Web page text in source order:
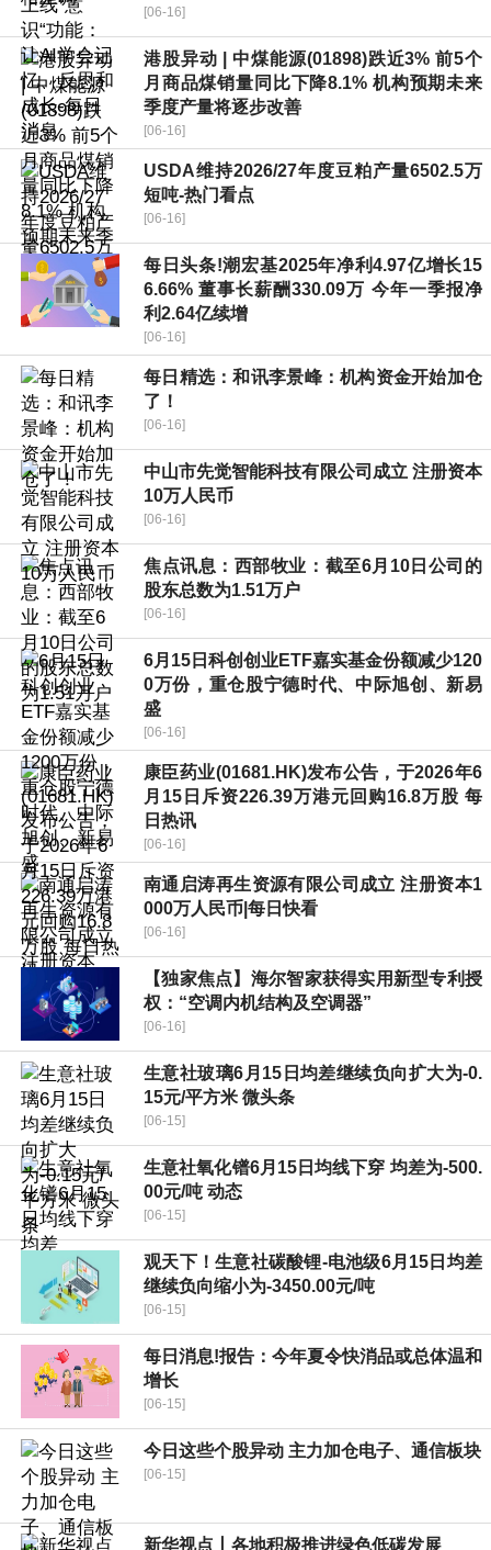
[06-16]
港股异动 | 中煤能源(01898)跌近3% 前5个
月商品煤销量同比下降8.1% 机构预期未来
季度产量将逐步改善
[06-16]
USDA维持2026/27年度豆粕产量6502.5万
短吨-热门看点
[06-16]
每日头条!潮宏基2025年净利4.97亿增长15
6.66% 董事长薪酬330.09万 今年一季报净
利2.64亿续增
[06-16]
每日精选：和讯李景峰：机构资金开始加仓
了！
[06-16]
中山市先觉智能科技有限公司成立 注册资本
10万人民币
[06-16]
焦点讯息：西部牧业：截至6月10日公司的
股东总数为1.51万户
[06-16]
6月15日科创创业ETF嘉实基金份额减少120
0万份，重仓股宁德时代、中际旭创、新易
盛
[06-16]
康臣药业(01681.HK)发布公告，于2026年6
月15日斥资226.39万港元回购16.8万股 每
日热讯
[06-16]
南通启涛再生资源有限公司成立 注册资本1
000万人民币|每日快看
[06-16]
【独家焦点】海尔智家获得实用新型专利授
权：“空调内机结构及空调器”
[06-16]
生意社玻璃6月15日均差继续负向扩大为-0.
15元/平方米 微头条
[06-15]
生意社氧化镨6月15日均线下穿 均差为-500.
00元/吨 动态
[06-15]
观天下！生意社碳酸锂-电池级6月15日均差
继续负向缩小为-3450.00元/吨
[06-15]
每日消息!报告：今年夏令快消品或总体温和
增长
[06-15]
今日这些个股异动 主力加仓电子、通信板块
[06-15]
新华视点丨各地积极推进绿色低碳发展